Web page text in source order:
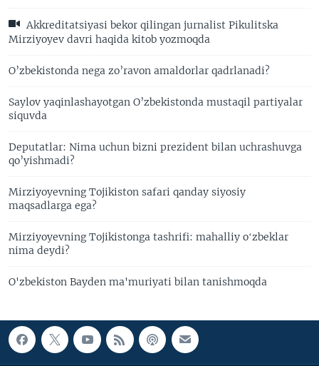
Akkreditatsiyasi bekor qilingan jurnalist Pikulitska
Mirziyoyev davri haqida kitob yozmoqda
O’zbekistonda nega zo’ravon amaldorlar qadrlanadi?
Saylov yaqinlashayotgan O’zbekistonda mustaqil partiyalar
siquvda
Deputatlar: Nima uchun bizni prezident bilan uchrashuvga
qo’yishmadi?
Mirziyoyevning Tojikiston safari qanday siyosiy
maqsadlarga ega?
Mirziyoyevning Tojikistonga tashrifi: mahalliy oʻzbeklar
nima deydi?
O'zbekiston Bayden ma'muriyati bilan tanishmoqda